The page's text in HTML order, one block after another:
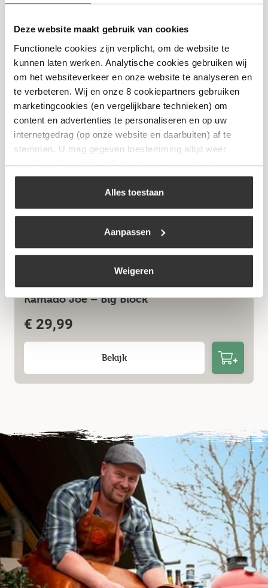
Deze website maakt gebruik van cookies
Functionele cookies zijn verplicht, om de website te
kunnen laten werken. Analytische cookies gebruiken wij
om het websiteverkeer en onze website te analyseren en
te verbeteren. Wij en onze 8 cookiepartners gebruiken
marketingcookies (en vergelijkbare technieken) om
content en advertenties te personaliseren en op uw
internetgedrag (op onze website en daarbuiten) af te
stemmen. U mag gegeven toestemming altijd weer
intrekken. Voor meer informatie en het aanpassen van
uw keuze op onze website verwijzen wij u naar ons
Alles toestaan
Aanpassen
Weigeren
Sizzling Plate & Wooden Holder XL
€32,95
Bekijk
Kamado Joe – Big Block
€ 29,99
Bekijk